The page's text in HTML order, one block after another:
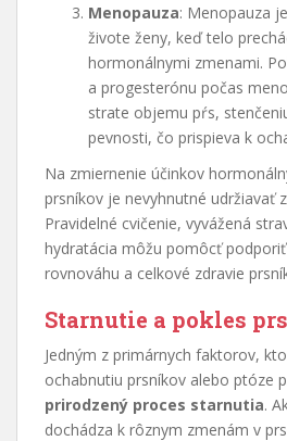
Menopauza: Menopauza
živote ženy, keď telo
hormonálnymi zmenami.
a progesterónu počas
strate objemu pŕs,
pevnosti, čo prispieva k
Na zmiernenie účinkov
prsníkov je nevyhnutné udržiavať
Pravidelné cvičenie, vyvážená
hydratácia môžu pomôcť
rovnováhu a celkové zdravie
Starnutie a pokles
Jedným z primárnych faktorov,
ochabnutiu prsníkov alebo ptóze
prirodzený proces starnutia.
dochádza k rôznym zmenám v